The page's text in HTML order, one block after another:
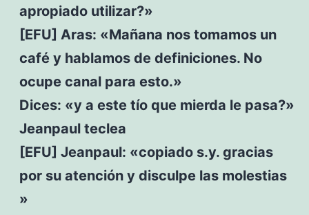
apropiado utilizar?»
[EFU] Aras: «Mañana nos tomamos un
café y hablamos de definiciones. No
ocupe canal para esto.»
Dices: «y a este tío que mierda le pasa?»
Jeanpaul teclea
[EFU] Jeanpaul: «copiado s.y. gracias
por su atención y disculpe las molestias
»